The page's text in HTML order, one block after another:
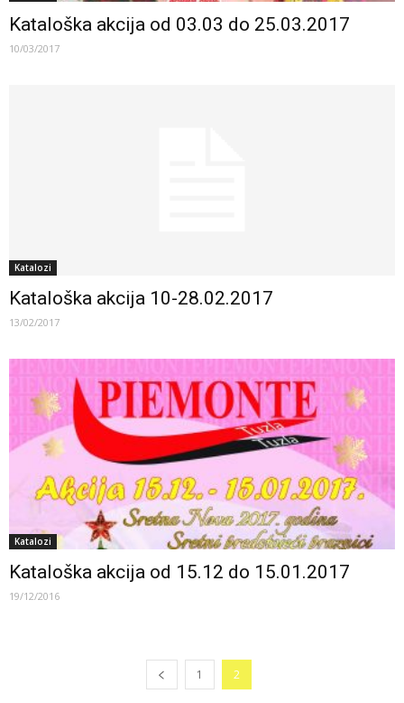
Kataloška akcija od 03.03 do 25.03.2017
10/03/2017
Katalozi
Kataloška akcija 10-28.02.2017
13/02/2017
Katalozi
Kataloška akcija od 15.12 do 15.01.2017
19/12/2016
1 2